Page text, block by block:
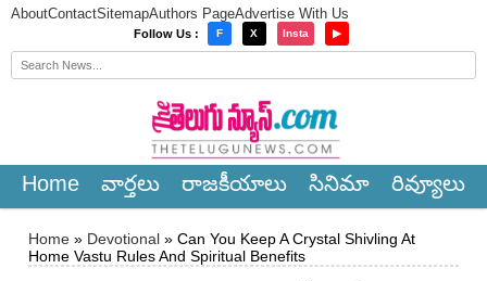
AboutContactSitemapAuthors PageAdvertise With Us
Follow Us : F X Insta ▶
Home వార్త‌లు రాజ‌కీయాలు సినిమా రివ్యూలు
Home » Devotional » Can You Keep A Crystal Shivling At
Home Vastu Rules And Spiritual Benefits